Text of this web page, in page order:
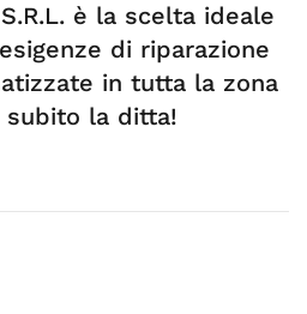
è la scelta ideale
di riparazione
in tutta la zona
subito la ditta!